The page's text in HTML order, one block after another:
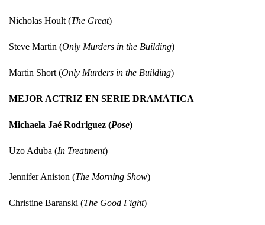
Nicholas Hoult (The Great)
Steve Martin (Only Murders in the Building)
Martin Short (Only Murders in the Building)
MEJOR ACTRIZ EN SERIE DRAMÁTICA
Michaela Jaé Rodriguez (Pose)
Uzo Aduba (In Treatment)
Jennifer Aniston (The Morning Show)
Christine Baranski (The Good Fight)